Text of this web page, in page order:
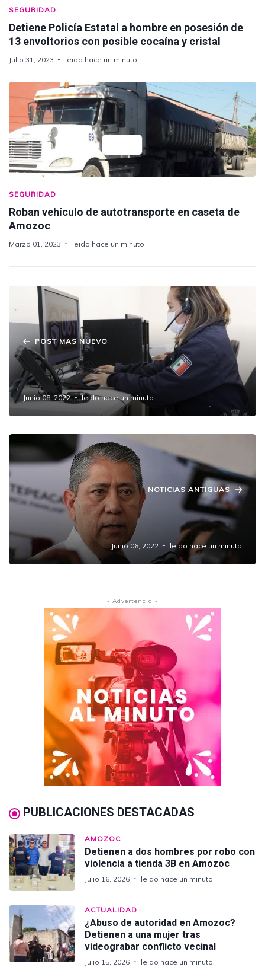
SEGURIDAD
Detiene Policía Estatal a hombre en posesión de
13 envoltorios con posible cocaína y cristal
Julio 31, 2023 leido hace un minuto
SEGURIDAD
Roban vehículo de autotransporte en caseta de
Amozoc
Marzo 01, 2023 leido hace un minuto
POST MAS NUEVO
Habilita SSP página web para denuncia
anónima
Junio 08, 2022 leido hace un minuto
NOTICIAS ANTIGUAS
Detienen a líder colombiano presunto
secuestrador y asesino de Sandra.
Junio 06, 2022 leido hace un minuto
- Advertencia -
PUBLICACIONES DESTACADAS
AMOZOC
Detienen a dos hombres por robo con
violencia a tienda 3B en Amozoc
Julio 16, 2026 leido hace un minuto
ACTUALIDAD
¿Abuso de autoridad en Amozoc?
Detienen a una mujer tras
videograbar conflicto vecinal
Julio 15, 2026 leido hace un minuto